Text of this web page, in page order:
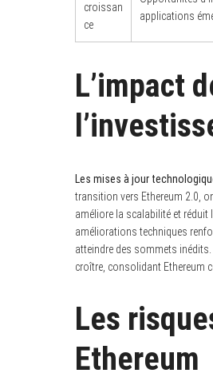
croissan
ce
applications
L’impact
Les mises à jour
transition vers Ethereum 2.0,
améliore la scalabilité et réduit
améliorations techniques
atteindre des sommets
croître, consolidant Ethereum
Les
Ethereum